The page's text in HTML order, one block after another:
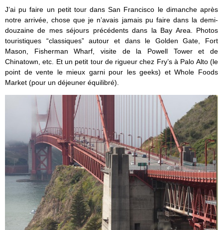
J’ai pu faire un petit tour dans San Francisco le dimanche après
notre arrivée, chose que je n’avais jamais pu faire dans la demi-
douzaine de mes séjours précédents dans la Bay Area. Photos
touristiques “classiques” autour et dans le Golden Gate, Fort
Mason, Fisherman Wharf, visite de la Powell Tower et de
Chinatown, etc. Et un petit tour de rigueur chez Fry’s à Palo Alto (le
point de vente le mieux garni pour les geeks) et Whole Foods
Market (pour un déjeuner équilibré).